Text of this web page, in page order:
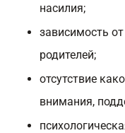
насилия;
зависимость
родителей;
отсутствие
внимания,